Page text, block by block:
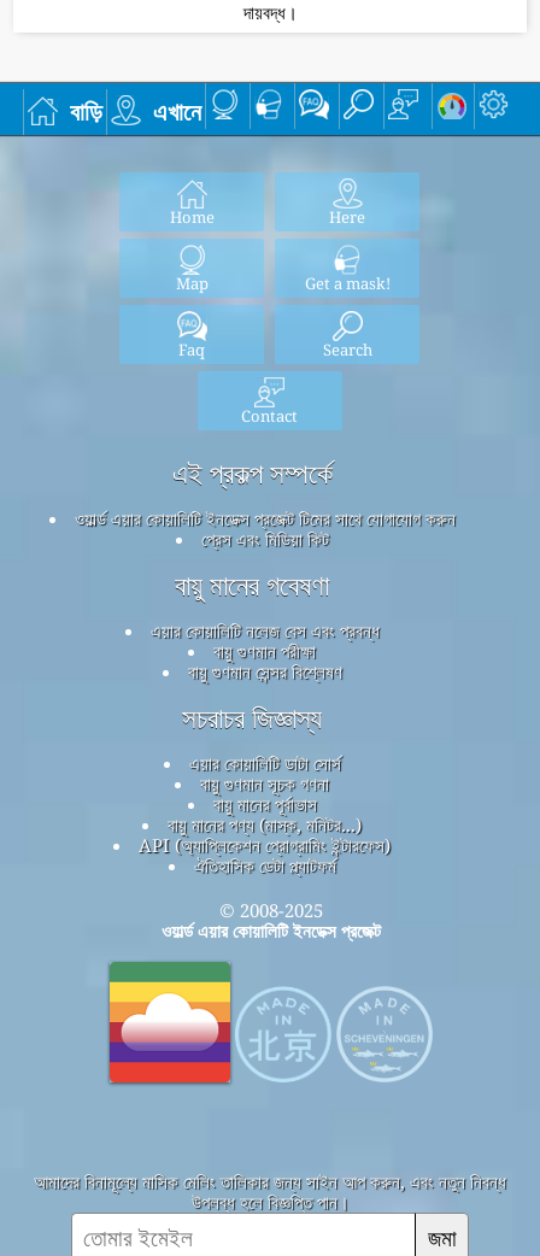
দায়বদ্ধ।
বাড়ি এখানে
Home Here
Map Get a mask!
Faq Search
Contact
এই প্রকল্প সম্পর্কে
ওয়ার্ল্ড এয়ার কোয়ালিটি ইনডেক্স প্রজেক্ট টিমের সাথে যোগাযোগ করুন
প্রেস এবং মিডিয়া কিট
বায়ু মানের গবেষণা
এয়ার কোয়ালিটি নলেজ বেস এবং প্রবন্ধ
বায়ু গুণমান পরীক্ষা
বায়ু গুণমান সেন্সর বিশ্লেষণ
সচরাচর জিজ্ঞাস্য
এয়ার কোয়ালিটি ডাটা সোর্স
বায়ু গুণমান সূচক গণনা
বায়ু মানের পূর্বাভাস
বায়ু মানের পণ্য (মাস্ক, মনিটর...)
API (অ্যাপ্লিকেশন প্রোগ্রামিং ইন্টারফেস)
ঐতিহাসিক ডেটা প্ল্যাটফর্ম
© 2008-2025
ওয়ার্ল্ড এয়ার কোয়ালিটি ইনডেক্স প্রজেক্ট
আমাদের বিনামূল্যে মাসিক মেলিং তালিকার জন্য সাইন আপ করুন, এবং নতুন নিবন্ধ
উপলব্ধ হলে বিজ্ঞপ্তি পান।
জমা